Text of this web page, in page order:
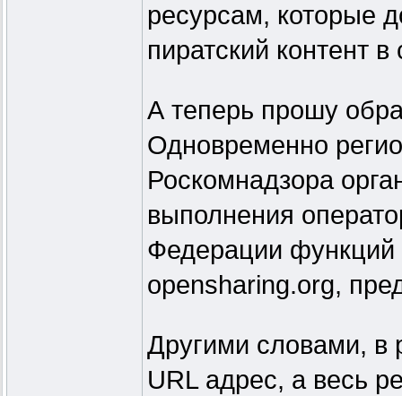
ресурсам, которые
пиратский контент в
А теперь прошу
Одновременно
Роскомнадзора
выполнения
Федерации функций
opensharing.org,
Другими словами, в
URL адрес, а весь